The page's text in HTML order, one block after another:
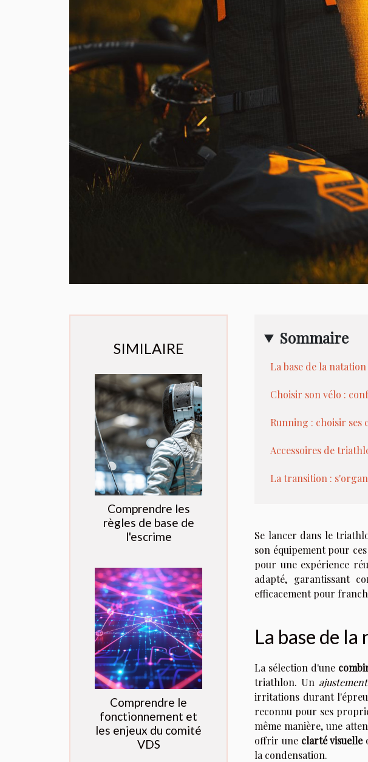
SIMILAIRE
Comprendre les
règles de base de
l'escrime
Comprendre le
fonctionnement et
les enjeux du comité
VDS
Sommaire
La base de la
Choisir son vélo :
Running : choisir ses
Accessoires de
La transition :
Se lancer dans le
son équipement pour
pour une expérience
adapté, garantissant
efficacement pour
La base de
La sélection d'une
triathlon. Un
irritations durant
reconnu pour ses
même manière, une
offrir une clarté visuelle
la condensation.